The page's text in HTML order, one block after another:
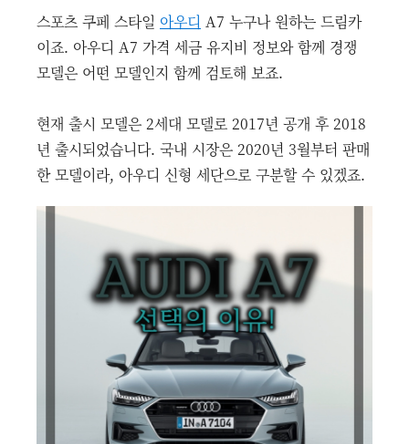
스포츠 쿠페 스타일 아우디 A7 누구나 원하는 드림카
이죠. 아우디 A7 가격 세금 유지비 정보와 함께 경쟁
모델은 어떤 모델인지 함께 검토해 보죠.
현재 출시 모델은 2세대 모델로 2017년 공개 후 2018
년 출시되었습니다. 국내 시장은 2020년 3월부터 판매
한 모델이라, 아우디 신형 세단으로 구분할 수 있겠죠.